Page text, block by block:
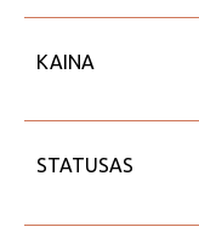
KAINA
STATUSAS